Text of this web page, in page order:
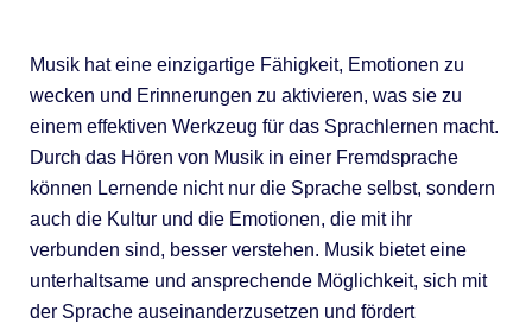
Musik hat eine einzigartige Fähigkeit, Emotionen zu
wecken und Erinnerungen zu aktivieren, was sie zu
einem effektiven Werkzeug für das Sprachlernen macht.
Durch das Hören von Musik in einer Fremdsprache
können Lernende nicht nur die Sprache selbst, sondern
auch die Kultur und die Emotionen, die mit ihr
verbunden sind, besser verstehen. Musik bietet eine
unterhaltsame und ansprechende Möglichkeit, sich mit
der Sprache auseinanderzusetzen und fördert